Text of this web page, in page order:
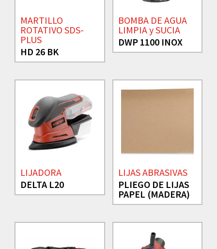
MARTILLO
ROTATIVO SDS-
PLUS
HD 26 BK
BOMBA DE AGUA
LIMPIA y SUCIA
DWP 1100 INOX
LIJADORA
DELTA L20
LIJAS ABRASIVAS
PLIEGO DE LIJAS
PAPEL (MADERA)